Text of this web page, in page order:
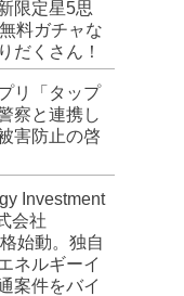
限定星5思
料ガチャな
だくさん！
リ「タップ
察と連携し
害防止の啓
Investment
会社
始動。独自
ネルギーイ
案件をバイ